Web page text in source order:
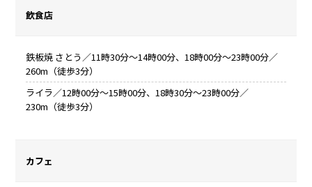
飲食店
鉄板焼 さとう／11時30分～14時00分、18時00分～23時00分／
260m（徒歩3分）
ライラ／12時00分～15時00分、18時30分～23時00分／
230m（徒歩3分）
カフェ